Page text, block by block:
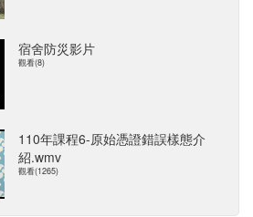
宿舍防災影片
觀看(8)
110年課程6-原始憑證錯誤樣態介
紹.wmv
觀看(1265)